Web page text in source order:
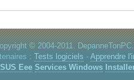
© 2004-2011.
: Tests logiciels - Apprendre
Eee Services Windows